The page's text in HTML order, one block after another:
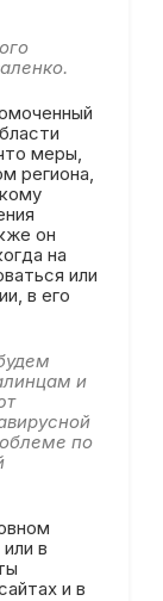
меры,
региона,
он
на
или
в его
и
по
в
и в